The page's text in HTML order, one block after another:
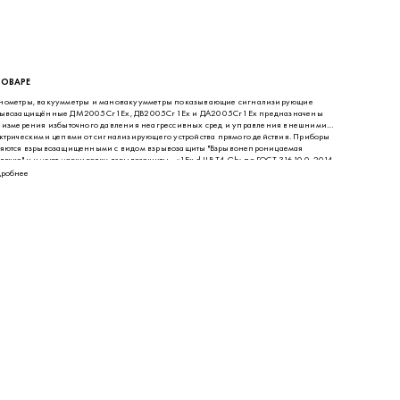
вакуумметры и мановакуумметры показывающие сигнализирующие
ДМ2005Сг1Ех, ДВ2005Сг1Ех и ДА2005Сг1Ех предназначены
измерения избыточного давления неагрессивных сред и управления внешними
цепями от сигнализирующего устройства прямого действия. Приборы
и имеют маркировку взрывозащиты - «1Ех d IIВ Т4 Gb» по ГОСТ 31610.0-2014